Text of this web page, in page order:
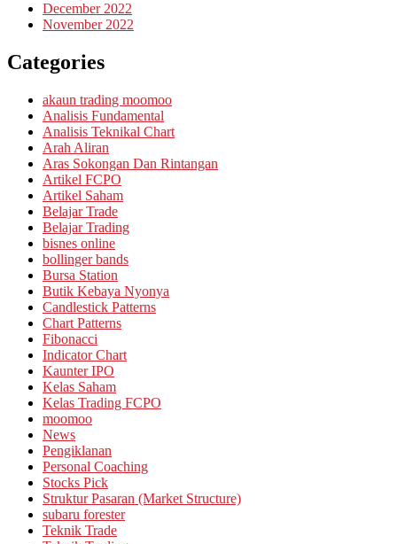
December 2022
November 2022
Categories
akaun trading moomoo
Analisis Fundamental
Analisis Teknikal Chart
Arah Aliran
Aras Sokongan Dan Rintangan
Artikel FCPO
Artikel Saham
Belajar Trade
Belajar Trading
bisnes online
bollinger bands
Bursa Station
Butik Kebaya Nyonya
Candlestick Patterns
Chart Patterns
Fibonacci
Indicator Chart
Kaunter IPO
Kelas Saham
Kelas Trading FCPO
moomoo
News
Pengiklanan
Personal Coaching
Stocks Pick
Struktur Pasaran (Market Structure)
subaru forester
Teknik Trade